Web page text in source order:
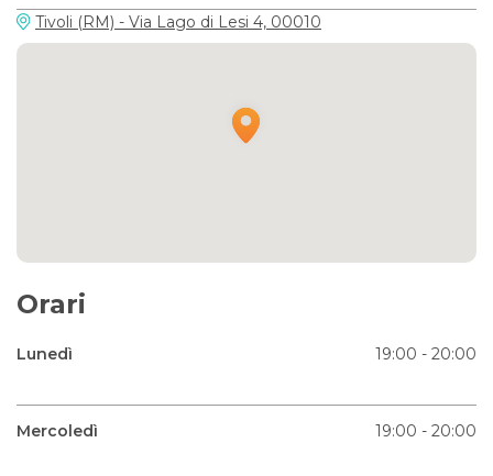
Tivoli (RM) - Via Lago di Lesi 4, 00010
Orari
Lunedì 19:00 - 20:00
Mercoledì 19:00 - 20:00